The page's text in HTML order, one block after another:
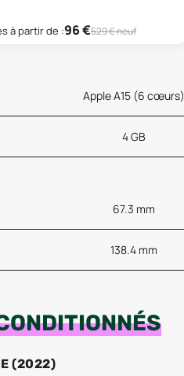
sà partir de :96€529€ neuf
Apple A15 (6 cœurs)
4 GB
67.3 mm
138.4 mm
(2022)